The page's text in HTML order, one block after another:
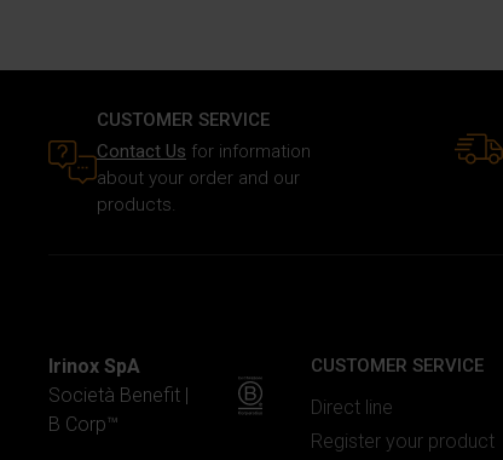
CUSTOMER SERVICE
Contact Us for information
about your order and our
products.
Irinox SpA
Società Benefit |
B Corp™
CUSTOMER SERVICE
Direct line
Register your product